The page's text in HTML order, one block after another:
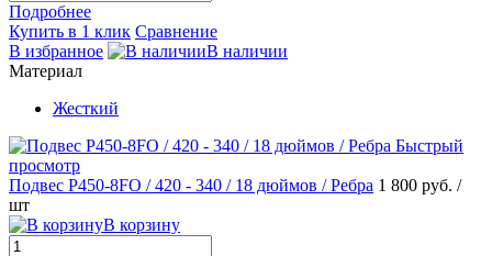
Подробнее
Купить в 1 клик Сравнение
В избранное
В наличии
Материал
Жесткий
Быстрый
просмотр
Подвес Р450-8FO / 420 - 340 / 18 дюймов / Ребра 1 800 руб. /
шт
В корзину